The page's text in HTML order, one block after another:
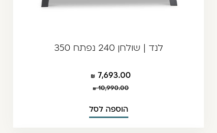
לנד | שולחן 240 נפתח 350
7,693.00
10,990.00
הוספה לסל